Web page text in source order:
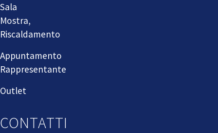
Sala
Mostra,
Riscaldamento
Appuntamento
Rappresentante
Outlet
CONTATTI